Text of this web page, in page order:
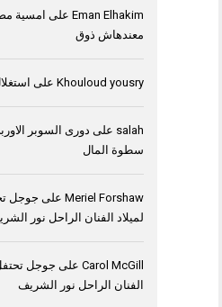
Eman Elhakim على امسية
معندهاش ذوق
Khouloud yousry على
salah على دورى السوبر
سطوة المال
Meriel Forshaw على
لميلاد الفنان الراحل نور
Carol McGill على
الفنان الراحل نور الشريف